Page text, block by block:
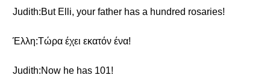
Judith:But Elli, your father has a hundred rosaries!
Έλλη:Τώρα έχει εκατόν ένα!
Judith:Now he has 101!